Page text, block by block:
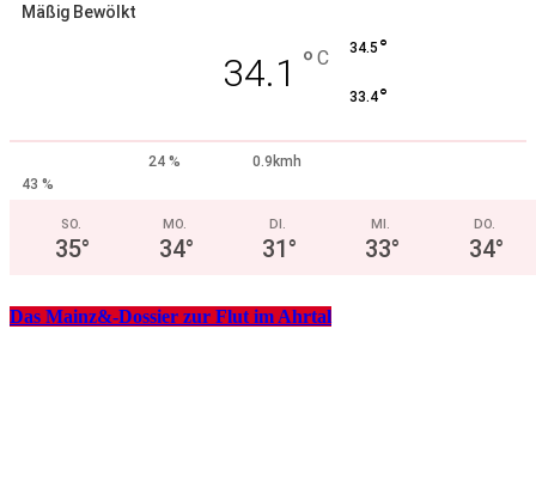
Mäßig Bewölkt
34.1 ° C 34.5 °
33.4°
24 %
0.9kmh
43 %
SO.
35°
MO.
34°
DI.
31°
MI.
33°
DO.
34°
Das Mainz&-Dossier zur Flut im Ahrtal